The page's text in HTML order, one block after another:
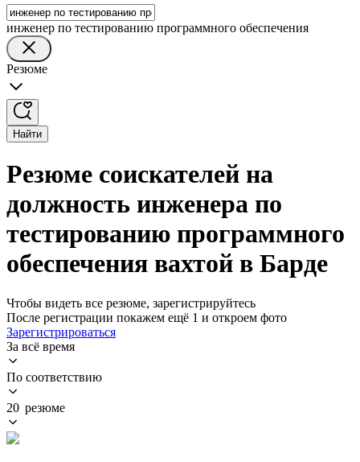
инженер по тестированию программного обеспечения
Резюме
Найти
Резюме соискателей на
должность инженера по
тестированию программного
обеспечения вахтой в Барде
Чтобы видеть все резюме, зарегистрируйтесь
После регистрации покажем ещё 1 и откроем фото
Зарегистрироваться
За всё время
По соответствию
20 резюме